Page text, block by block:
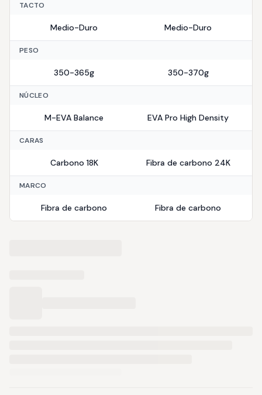
TACTO
Medio-Duro Medio-Duro
PESO
350-365g 350-370g
NÚCLEO
M-EVA Balance EVA Pro High Density
CARAS
Carbono 18K Fibra de carbono 24K
MARCO
Fibra de carbono Fibra de carbono